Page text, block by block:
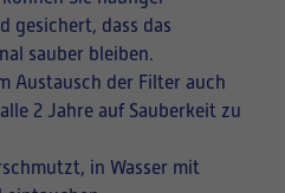
gesichert, dass das
sauber bleiben.
Austausch der Filter auch
2 Jahre auf Sauberkeit zu
in Wasser mit